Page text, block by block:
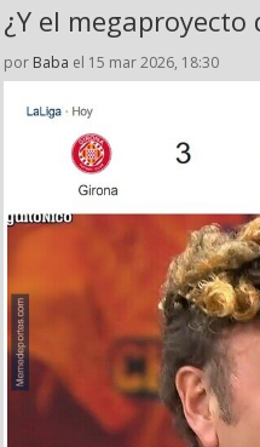
¿Y el megaproyecto
por Baba el 15 mar 2026, 18:30